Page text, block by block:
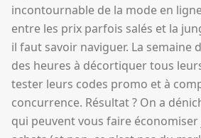
incontournable de la mode en
entre les prix parfois salés et la
il faut savoir naviguer. La semaine
des heures à décortiquer tous
tester leurs codes promo et à
concurrence. Résultat ? On a
qui peuvent vous faire économiser